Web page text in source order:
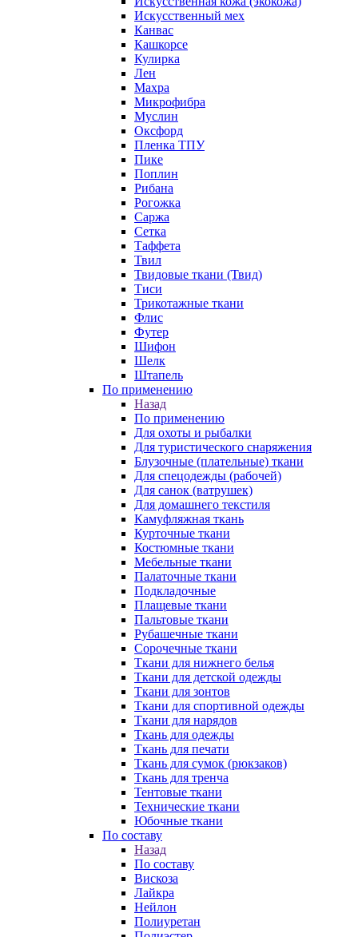
Искусственный мех
Канвас
Кашкорсе
Кулирка
Лен
Махра
Микрофибра
Муслин
Оксфорд
Пленка ТПУ
Пике
Поплин
Рибана
Рогожка
Саржа
Сетка
Таффета
Твил
Твидовые ткани (Твид)
Тиси
Трикотажные ткани
Флис
Футер
Шифон
Шелк
Штапель
По применению
Назад
По применению
Для охоты и рыбалки
Для туристического снаряжения
Блузочные (плательные) ткани
Для спецодежды (рабочей)
Для санок (ватрушек)
Для домашнего текстиля
Камуфляжная ткань
Курточные ткани
Костюмные ткани
Мебельные ткани
Палаточные ткани
Подкладочные
Плащевые ткани
Пальтовые ткани
Рубашечные ткани
Сорочечные ткани
Ткани для нижнего белья
Ткани для детской одежды
Ткани для зонтов
Ткани для спортивной одежды
Ткани для нарядов
Ткань для одежды
Ткань для печати
Ткань для сумок (рюкзаков)
Ткань для тренча
Тентовые ткани
Технические ткани
Юбочные ткани
По составу
Назад
По составу
Вискоза
Лайкра
Нейлон
Полиуретан